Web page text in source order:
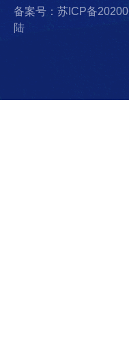
备案号：苏ICP备
陆